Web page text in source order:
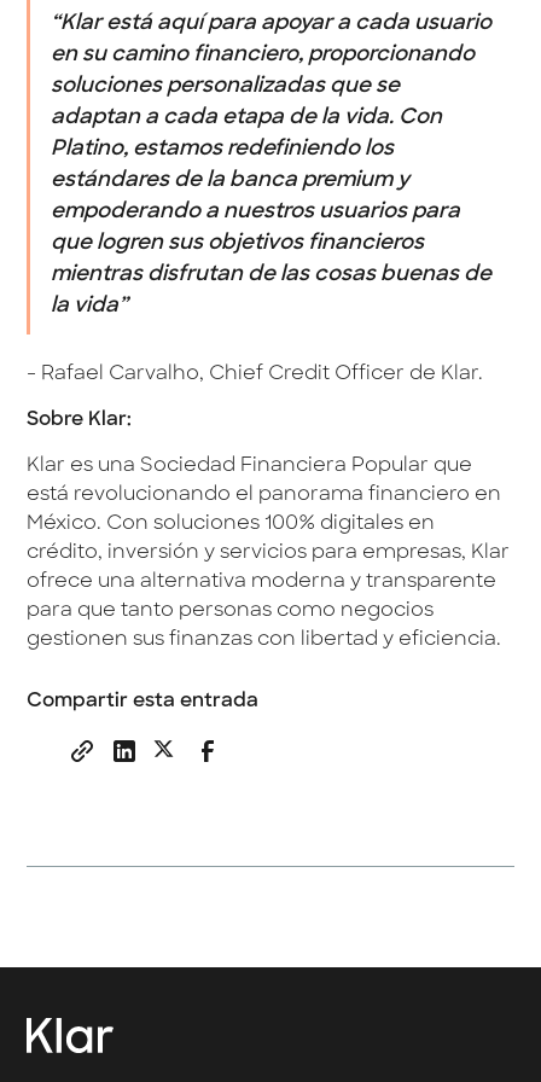
“Klar está aquí para apoyar a cada usuario
en su camino financiero, proporcionando
soluciones personalizadas que se
adaptan a cada etapa de la vida. Con
Platino, estamos redefiniendo los
estándares de la banca premium y
empoderando a nuestros usuarios para
que logren sus objetivos financieros
mientras disfrutan de las cosas buenas de
la vida”
- Rafael Carvalho, Chief Credit Officer de Klar.
Sobre Klar:
Klar es una Sociedad Financiera Popular que
está revolucionando el panorama financiero en
México. Con soluciones 100% digitales en
crédito, inversión y servicios para empresas, Klar
ofrece una alternativa moderna y transparente
para que tanto personas como negocios
gestionen sus finanzas con libertad y eficiencia.
Compartir esta entrada